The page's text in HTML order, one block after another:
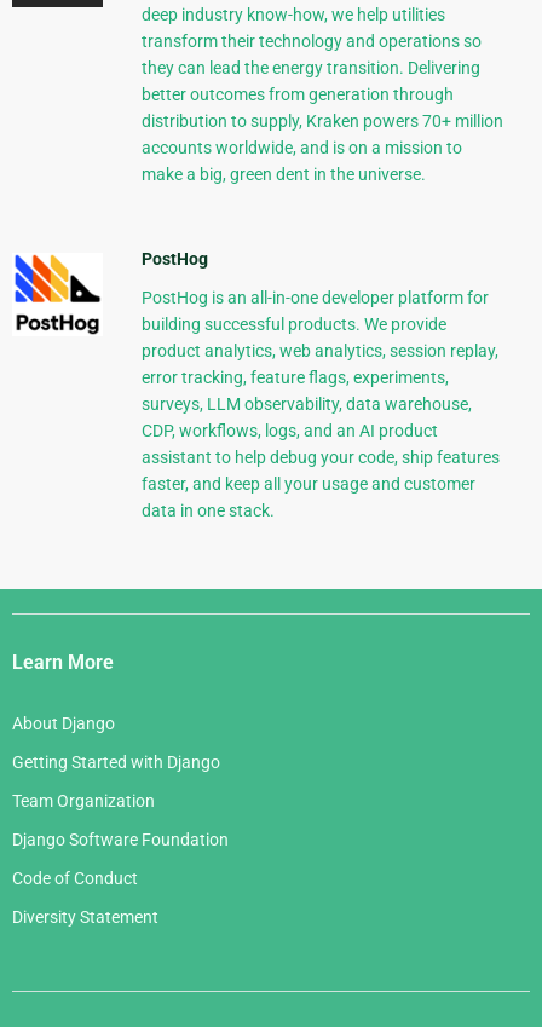
deep industry know-how, we help utilities
transform their technology and operations so
they can lead the energy transition. Delivering
better outcomes from generation through
distribution to supply, Kraken powers 70+ million
accounts worldwide, and is on a mission to
make a big, green dent in the universe.
PostHog
PostHog is an all-in-one developer platform for
building successful products. We provide
product analytics, web analytics, session replay,
error tracking, feature flags, experiments,
surveys, LLM observability, data warehouse,
CDP, workflows, logs, and an AI product
assistant to help debug your code, ship features
faster, and keep all your usage and customer
data in one stack.
Django
Links
Learn More
About Django
Getting Started with Django
Team Organization
Django Software Foundation
Code of Conduct
Diversity Statement